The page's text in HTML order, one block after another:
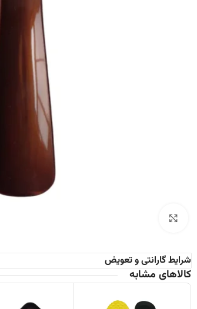
شرایط گارانتی و تعویض
کالاهای مشابه